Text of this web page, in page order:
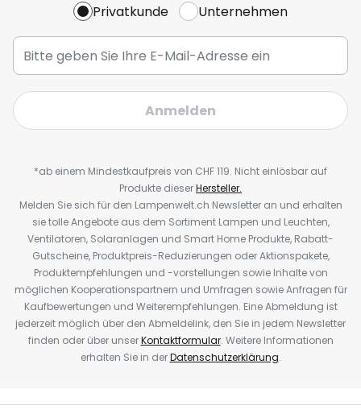
Privatkunde Unternehmen
Anmelden
*ab einem Mindestkaufpreis von CHF 119. Nicht einlösbar auf
Produkte dieserHersteller.
Melden Sie sich für den Lampenwelt.ch Newsletter an und erhalten
sie tolle Angebote aus dem Sortiment Lampen und Leuchten,
Ventilatoren, Solaranlagen und Smart Home Produkte, Rabatt-
Gutscheine, Produktpreis-Reduzierungen oder Aktionspakete,
Produktempfehlungen und -vorstellungen sowie Inhalte von
möglichen Kooperationspartnern und Umfragen sowie Anfragen für
Kaufbewertungen und Weiterempfehlungen. Eine Abmeldung ist
jederzeit möglich über den Abmeldelink, den Sie in jedem Newsletter
finden oder über unserKontaktformular. Weitere Informationen
erhalten Sie in derDatenschutzerklärung.